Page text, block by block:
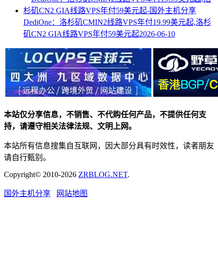
DediOne：洛杉矶CMIN2线路VPS年付19.99美元起,洛杉
矶CN2 GIA线路VPS年付59美元起2026-06-10
本站仅分享信息，不销售、不代购任何产品，不提供任何支
持，请遵守相关法律法规、文明上网。
本站所有信息搜集自互联网，因大部分具有时效性，读者朋友
请自行甄别。
Copyright© 2010-2026 ZRBLOG.NET.
国外主机分享 网站地图